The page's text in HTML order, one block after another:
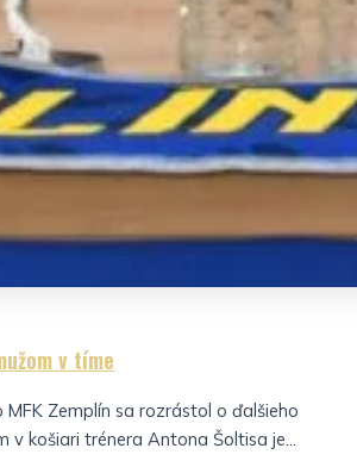
v tíme
MFK Zemplín sa rozrástol o ďalšieho
v košiari trénera Antona Šoltisa je...